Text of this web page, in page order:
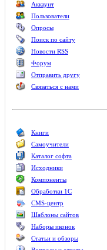
Аккаунт
Пользователи
Опросы
Поиск по сайту
Новости RSS
Форум
Отправить другу
Связаться с нами
Книги
Самоучители
Каталог софта
Исходники
Компоненты
Обработки 1С
CMS-центр
Шаблоны сайтов
Наборы иконок
Статьи и обзоры